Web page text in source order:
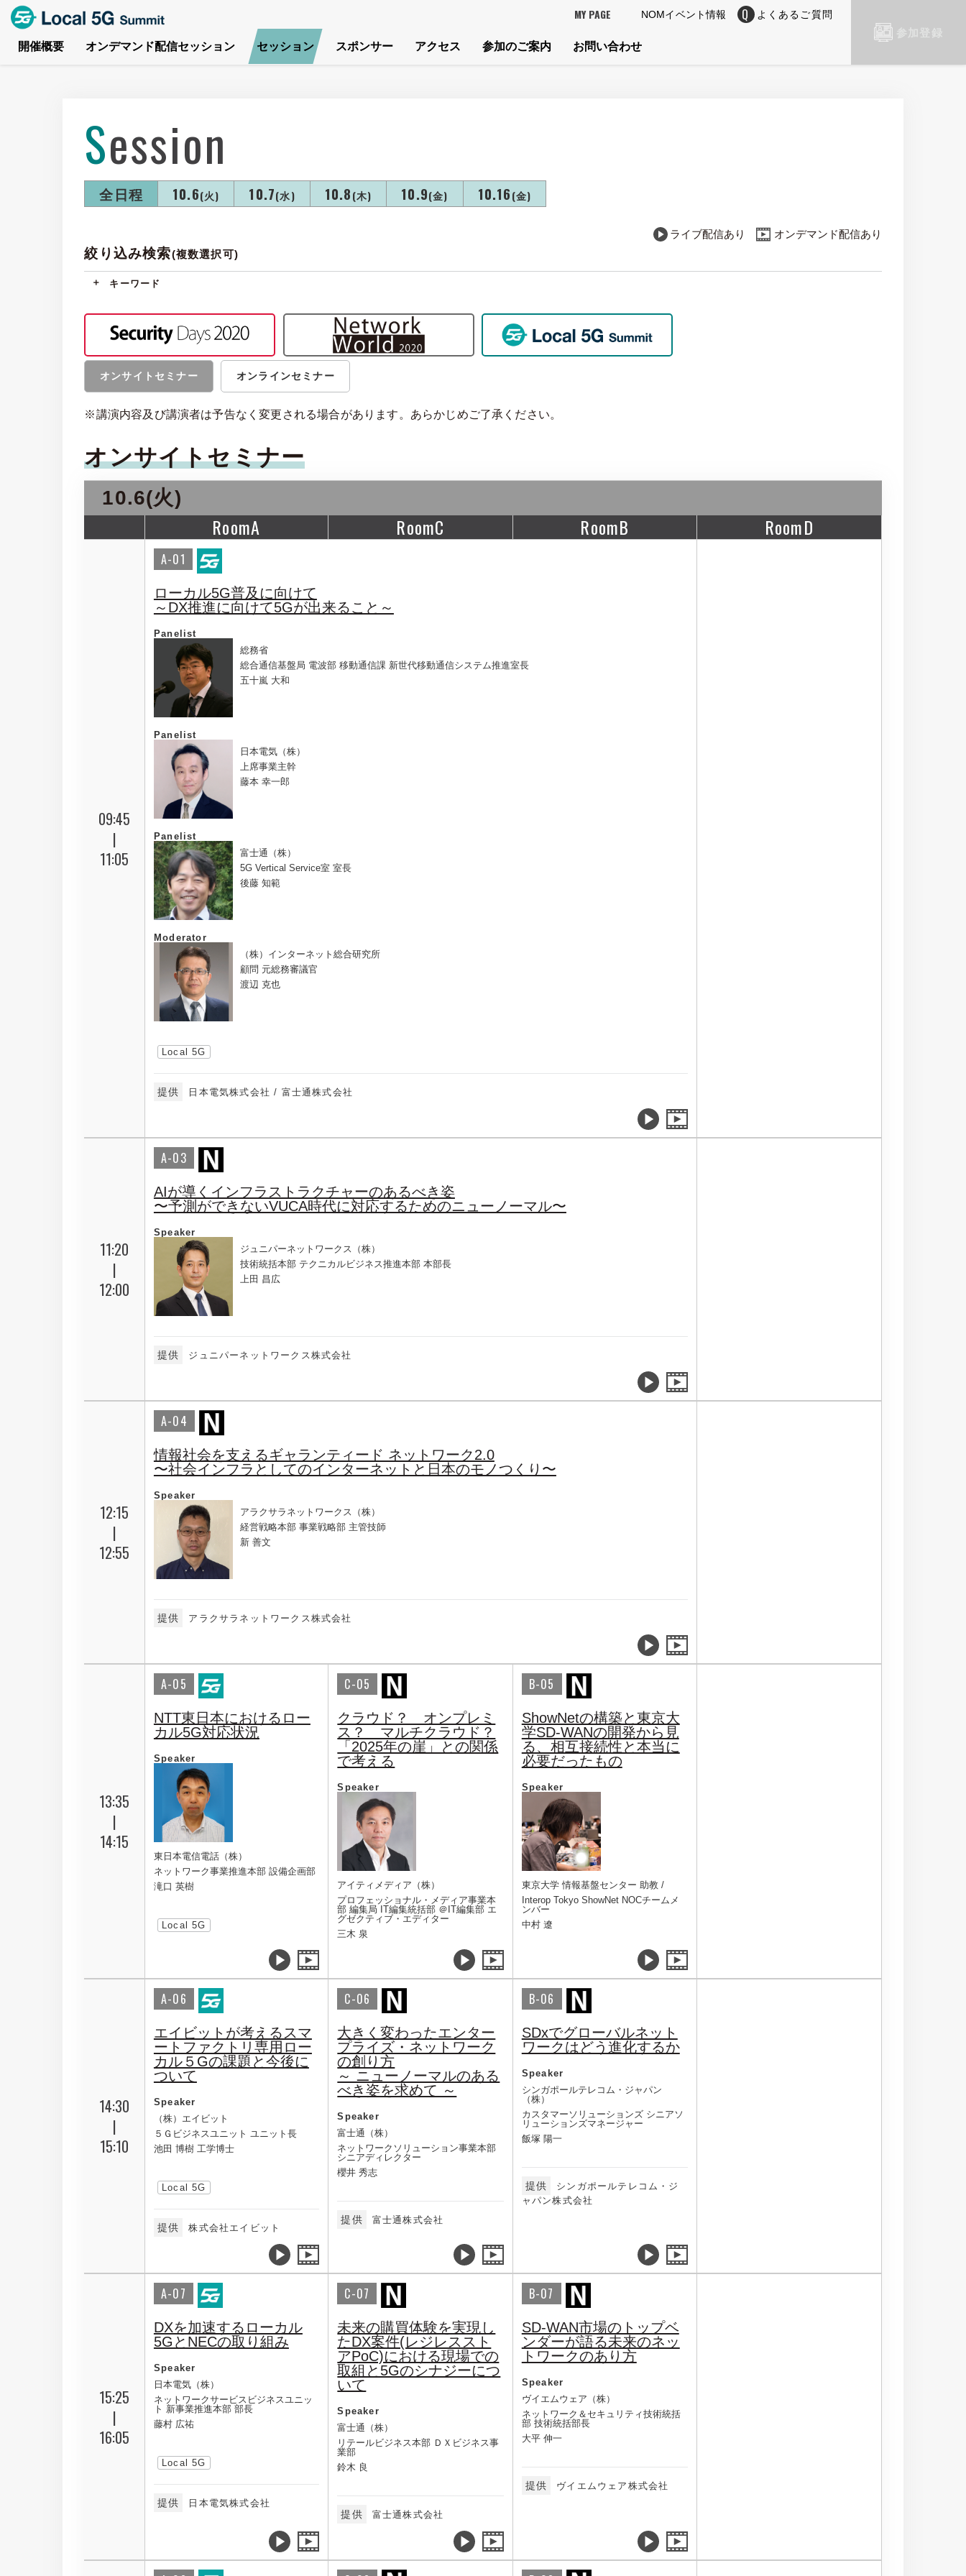
MY PAGE NOMイベント情報 よくあるご質問
開催概要
オンデマンド配信セッション セッション スポンサー アクセス 参加のご案内 お問い合わせ
Session
全日程 10.6(火) 10.7(水) 10.8(木) 10.9(金) 10.16(金)
ライブ配信あり オンデマンド配信あり
絞り込み検索(複数選択可)
キーワード
オンサイトセミナー オンラインセミナー
※講演内容及び講演者は予告なく変更される場合があります。あらかじめご了承ください。
オンサイトセミナー
10.6(火)
RoomA RoomC RoomB RoomD
09:45
|
11:05
A-01
ローカル5G普及に向けて
～DX推進に向けて5Gが出来ること～
Panelist
総務省
総合通信基盤局 電波部 移動通信課 新世代移動通信システム推進室長
五十嵐 大和
Panelist
日本電気（株）
上席事業主幹
藤本 幸一郎
Panelist
富士通（株）
5G Vertical Service室 室長
後藤 知範
Moderator
（株）インターネット総合研究所
顧問 元総務審議官
渡辺 克也
Local 5G
提供 日本電気株式会社 / 富士通株式会社
11:20
|
12:00
A-03
AIが導くインフラストラクチャーのあるべき姿
〜予測ができないVUCA時代に対応するためのニューノーマル〜
Speaker
ジュニパーネットワークス（株）
技術統括本部 テクニカルビジネス推進本部 本部長
上田 昌広
提供 ジュニパーネットワークス株式会社
12:15
|
12:55
A-04
情報社会を支えるギャランティード ネットワーク2.0
〜社会インフラとしてのインターネットと日本のモノつくり〜
Speaker
アラクサラネットワークス（株）
経営戦略本部 事業戦略部 主管技師
新 善文
提供 アラクサラネットワークス株式会社
13:35
|
14:15
A-05
NTT東日本におけるロー
カル5G対応状況
Speaker
東日本電信電話（株）
ネットワーク事業推進本部 設備企画部
滝口 英樹
Local 5G
C-05
クラウド？ オンプレミ
ス？ マルチクラウド？
「2025年の崖」との関係
で考える
Speaker
アイティメディア（株）
プロフェッショナル・メディア事業本
部 編集局 IT編集統括部 ＠IT編集部 エ
グゼクティブ・エディター
三木 泉
B-05
ShowNetの構築と東京大
学SD-WANの開発から見
る、相互接続性と本当に
必要だったもの
Speaker
東京大学 情報基盤センター 助教 /
Interop Tokyo ShowNet NOCチームメ
ンバー
中村 遼
14:30
|
15:10
A-06
エイビットが考えるスマ
ートファクトリ専用ロー
カル５Gの課題と今後に
ついて
Speaker
（株）エイビット
５Ｇビジネスユニット ユニット長
池田 博樹 工学博士
Local 5G
提供 株式会社エイビット
C-06
大きく変わったエンター
プライズ・ネットワーク
の創り方
～ ニューノーマルのある
べき姿を求めて ～
Speaker
富士通（株）
ネットワークソリューション事業本部
シニアディレクター
櫻井 秀志
提供 富士通株式会社
B-06
SDxでグローバルネット
ワークはどう進化するか
Speaker
シンガポールテレコム・ジャパン
（株）
カスタマーソリューションズ シニアソ
リューションズマネージャー
飯塚 陽一
提供
シンガポールテレコム・ジ
ャパン株式会社
15:25
|
16:05
A-07
DXを加速するローカル
5GとNECの取り組み
Speaker
日本電気（株）
ネットワークサービスビジネスユニッ
ト 新事業推進本部 部長
藤村 広祐
Local 5G
提供 日本電気株式会社
C-07
未来の購買体験を実現し
たDX案件(レジレススト
アPoC)における現場での
取組と5Gのシナジーにつ
いて
Speaker
富士通（株）
リテールビジネス本部 ＤＸビジネス事
業部
鈴木 良
提供 富士通株式会社
B-07
SD-WAN市場のトップベ
ンダーが語る未来のネッ
トワークのあり方
Speaker
ヴイエムウェア（株）
ネットワーク＆セキュリティ技術統括
部 技術統括部長
大平 伸一
提供 ヴイエムウェア株式会社